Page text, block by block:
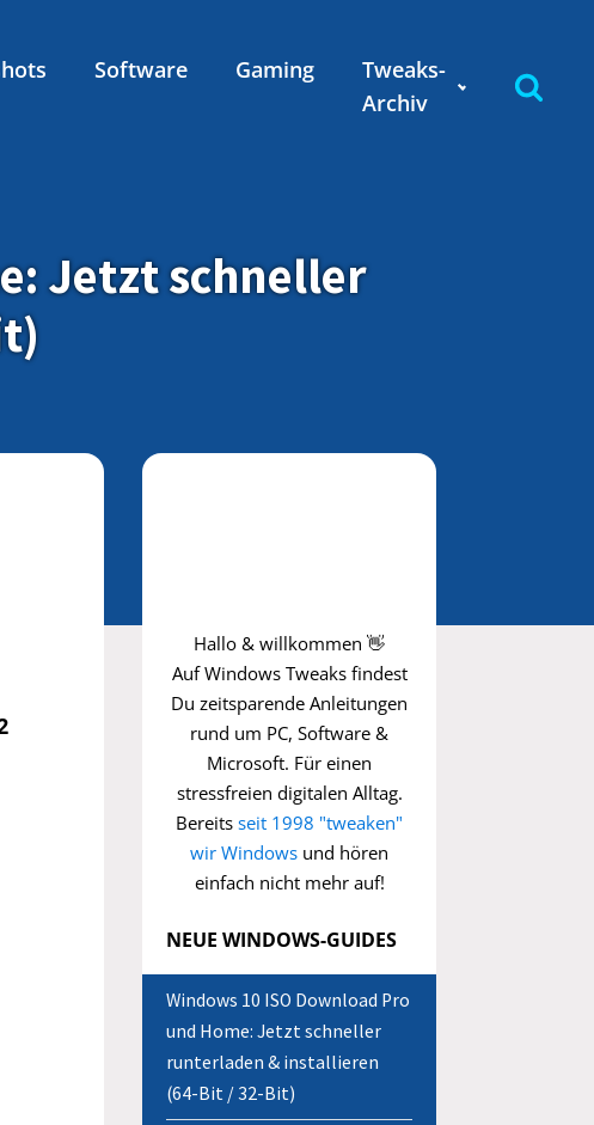
Software Gaming
Tweaks-
Archiv
Jetzt schneller
Hallo & willkommen 👋
Auf Windows Tweaks findest
Du zeitsparende Anleitungen
rund um PC, Software &
Microsoft. Für einen
stressfreien digitalen Alltag.
Bereits seit 1998 "tweaken"
wir Windows und hören
einfach nicht mehr auf!
NEUE WINDOWS-GUIDES
Windows 10 ISO Download Pro
und Home: Jetzt schneller
runterladen & installieren
(64-Bit / 32-Bit)